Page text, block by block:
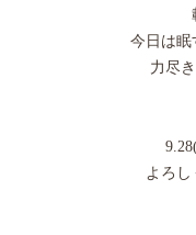
今日は眠
力尽き
よろし